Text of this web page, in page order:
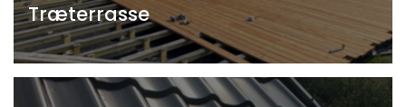
Træterrasse